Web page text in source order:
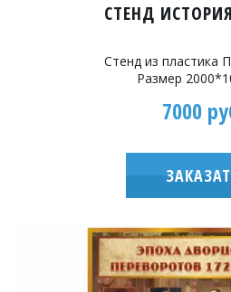
СТЕНД
Стенд из пластика
Размер
7000